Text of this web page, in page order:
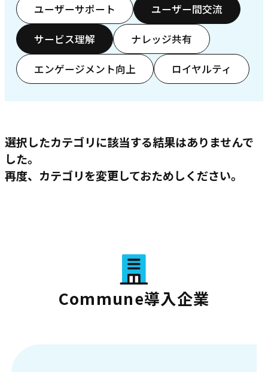
ユーザーサポート ユーザー間交流
サービス理解 ナレッジ共有
エンゲージメント向上 ロイヤルティ
選択したカテゴリに該当する結果はありませんで
した。
再度、カテゴリを変更しておためしください。
Commune導入企業